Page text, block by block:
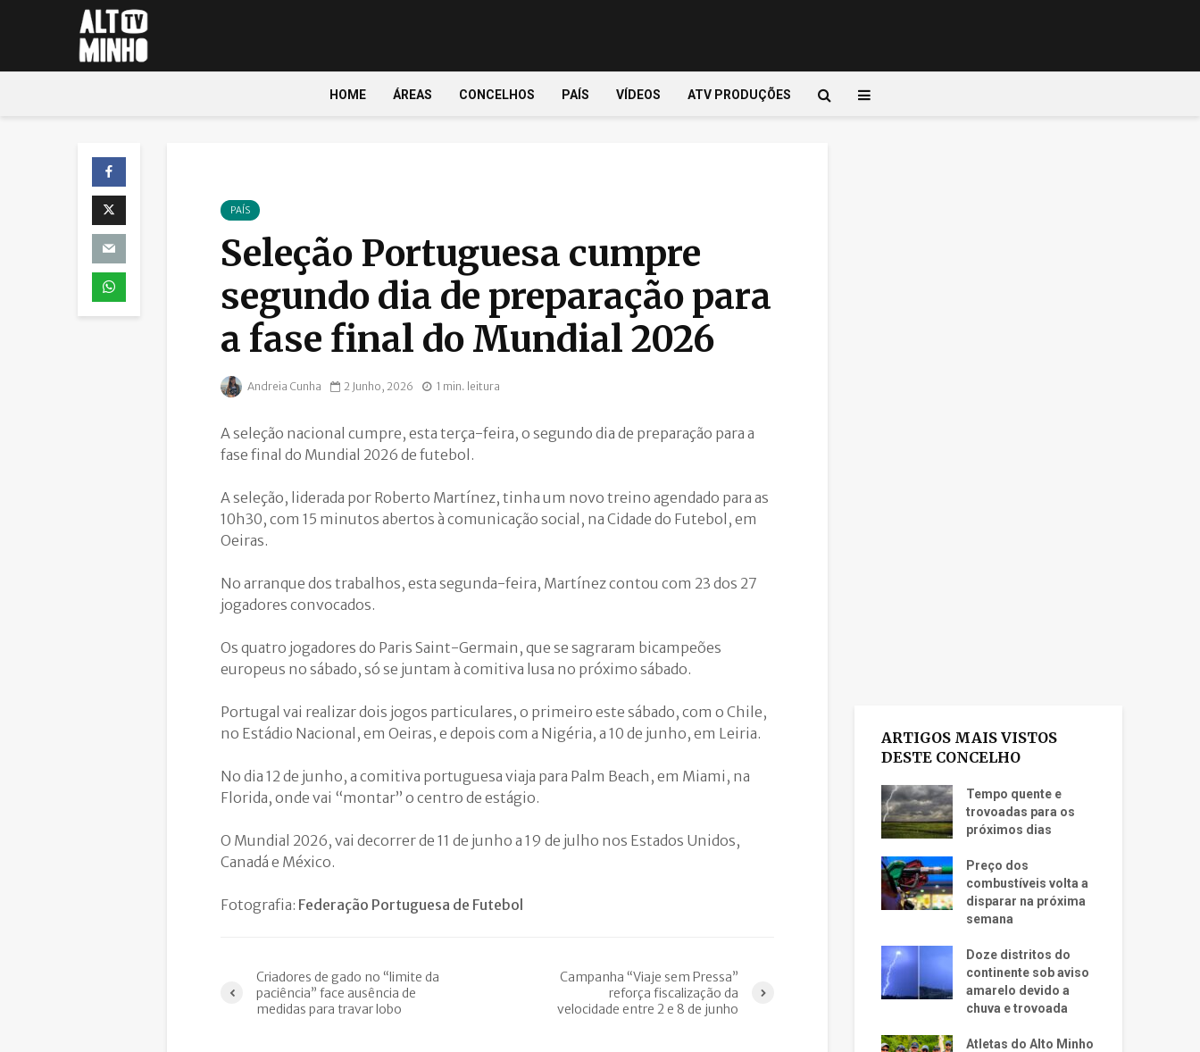
HOME ÁREAS CONCELHOS PAÍS VÍDEOS ATV PRODUÇÕES
PAÍS
Seleção Portuguesa cumpre
segundo dia de preparação para
a fase final do Mundial 2026
Andreia Cunha 2 Junho, 2026 1 min. leitura
A seleção nacional cumpre, esta terça-feira, o segundo dia de preparação para a
fase final do Mundial 2026 de futebol.
A seleção, liderada por Roberto Martínez, tinha um novo treino agendado para as
10h30, com 15 minutos abertos à comunicação social, na Cidade do Futebol, em
Oeiras.
No arranque dos trabalhos, esta segunda-feira, Martínez contou com 23 dos 27
jogadores convocados.
Os quatro jogadores do Paris Saint-Germain, que se sagraram bicampeões
europeus no sábado, só se juntam à comitiva lusa no próximo sábado.
Portugal vai realizar dois jogos particulares, o primeiro este sábado, com o Chile,
no Estádio Nacional, em Oeiras, e depois com a Nigéria, a 10 de junho, em Leiria.
No dia 12 de junho, a comitiva portuguesa viaja para Palm Beach, em Miami, na
Florida, onde vai “montar” o centro de estágio.
O Mundial 2026, vai decorrer de 11 de junho a 19 de julho nos Estados Unidos,
Canadá e México.
Fotografia: Federação Portuguesa de Futebol
Criadores de gado no “limite da
paciência” face ausência de
medidas para travar lobo
Campanha “Viaje sem Pressa”
reforça fiscalização da
velocidade entre 2 e 8 de junho
ARTIGOS MAIS VISTOS
DESTE CONCELHO
Tempo quente e
trovoadas para os
próximos dias
Preço dos
combustíveis volta a
disparar na próxima
semana
Doze distritos do
continente sob aviso
amarelo devido a
chuva e trovoada
Atletas do Alto Minho